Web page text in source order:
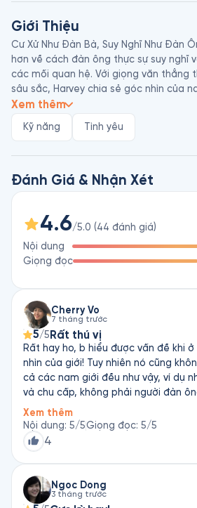
Giới Thiệu
Cư Xử Như Đàn Bà, Suy Nghĩ Như Đàn
hơn về cách đàn ông thực sự suy nghĩ
các mối quan hệ. Với giọng văn thẳng
sâu sắc, Harvey chia sẻ góc nhìn của
cam kết, trách nhiệm và nhu cầu tình
duy trì mối quan hệ lành mạnh.
tình yêu khác nhau: đàn ông thường
công việc, tiền bạc và địa vị, và họ sẽ
cảm thấy mình là người bảo vệ, chu
Harvey khuyến khích phụ nữ đặt ra tiêu
ngại bày tỏ nhu cầu của mình và biết
mối quan hệ không đáp ứng. Bằng
ông” nhưng vẫn “cư xử như đàn bà”,
được sự mềm mại, vừa đủ tỉnh táo để
bền vững.
Xem thêm
Kỹ năng Tình yêu
Đánh Giá & Nhận Xét
4.6/5.0 (44 đánh giá)
Nội dung
Giọng đọc
Cherry Vo
7 tháng trước
5/5 Rất thú vị
Rất hay ho, b hiểu được vấn đề khi
nhìn của giới! Tuy nhiên nó cũng
cả các nam giới đều như vậy, ví dụ
và chu cấp, không phải người đàn
mạnh mẽ để bảo vệ gd/ vợ con ( vì
khi họ chu cấp nhưng vợ chỉ ở nhà
thoảng chê bai, so sánh với vợ ngta)
Xem thêm
Nội dung: 5/5Giọng đọc: 5/5
4
Ngoc Dong
3 tháng trước